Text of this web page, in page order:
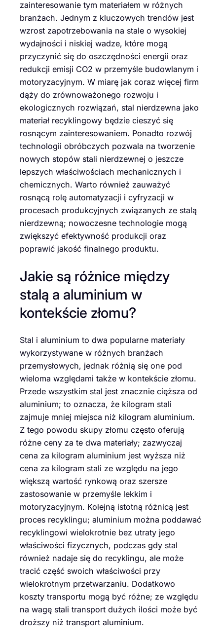
zainteresowanie tym materiałem w różnych
branżach. Jednym z kluczowych trendów jest
wzrost zapotrzebowania na stale o wysokiej
wydajności i niskiej wadze, które mogą
przyczynić się do oszczędności energii oraz
redukcji emisji CO2 w przemyśle budowlanym i
motoryzacyjnym. W miarę jak coraz więcej firm
dąży do zrównoważonego rozwoju i
ekologicznych rozwiązań, stal nierdzewna jako
materiał recyklingowy będzie cieszyć się
rosnącym zainteresowaniem. Ponadto rozwój
technologii obróbczych pozwala na tworzenie
nowych stopów stali nierdzewnej o jeszcze
lepszych właściwościach mechanicznych i
chemicznych. Warto również zauważyć
rosnącą rolę automatyzacji i cyfryzacji w
procesach produkcyjnych związanych ze stalą
nierdzewną; nowoczesne technologie mogą
zwiększyć efektywność produkcji oraz
poprawić jakość finalnego produktu.
Jakie są różnice między
stalą a aluminium w
kontekście złomu?
Stal i aluminium to dwa popularne materiały
wykorzystywane w różnych branżach
przemysłowych, jednak różnią się one pod
wieloma względami także w kontekście złomu.
Przede wszystkim stal jest znacznie cięższa od
aluminium; to oznacza, że kilogram stali
zajmuje mniej miejsca niż kilogram aluminium.
Z tego powodu skupy złomu często oferują
różne ceny za te dwa materiały; zazwyczaj
cena za kilogram aluminium jest wyższa niż
cena za kilogram stali ze względu na jego
większą wartość rynkową oraz szersze
zastosowanie w przemyśle lekkim i
motoryzacyjnym. Kolejną istotną różnicą jest
proces recyklingu; aluminium można poddawać
recyklingowi wielokrotnie bez utraty jego
właściwości fizycznych, podczas gdy stal
również nadaje się do recyklingu, ale może
tracić część swoich właściwości przy
wielokrotnym przetwarzaniu. Dodatkowo
koszty transportu mogą być różne; ze względu
na wagę stali transport dużych ilości może być
droższy niż transport aluminium.